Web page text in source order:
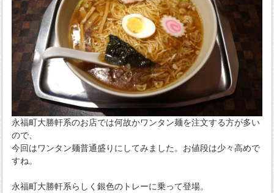
永福町大勝軒系のお店では何故かワンタン麺を注文する方が多い
ので、
今回はワンタン麺普通盛りにしてみました。お値段は少々高めで
すね。
永福町大勝軒系らしく銀色のトレーに乗って登場。